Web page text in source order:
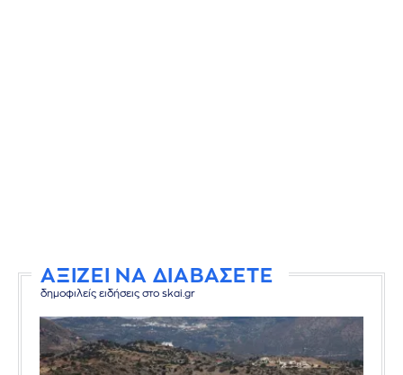
ΑΞΙΖΕΙ ΝΑ ΔΙΑΒΑΣΕΤΕ
δημοφιλείς ειδήσεις στο skai.gr